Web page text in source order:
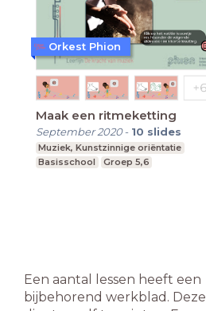
Maak een ritmeketting
September 2020- 10 slides
Muziek, Kunstzinnige oriëntatie
Basisschool
Groep 5,6
Orkest Phion
Een aantal lessen heeft een
bijbehorend werkblad. Deze